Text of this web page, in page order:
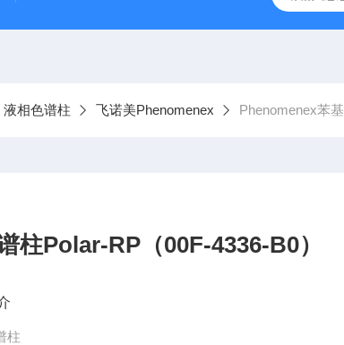
液相色谱柱 飞诺美Phenomenex Phenomenex苯
柱Polar-RP（00F-4336-B0）
柱